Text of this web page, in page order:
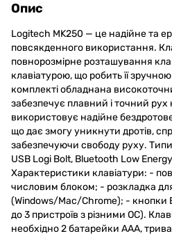
Опис
Logitech MK250 — це надійне та
повсякденного використання.
повнорозмірне розташування
клавіатурою, що робить її
комплекті обладнана
забезпечує плавний і точний
використовує надійне
що дає змогу уникнути дротів,
забезпечуючи свободу руху.
USB Logi Bolt, Bluetooth Low
Характеристики клавіатури: -
числовим блоком; - розкладка
(Windows/Mac/Chrome); - кнопки
до 3 пристроїв з різними ОС).
необхідно 2 батарейки AAA,